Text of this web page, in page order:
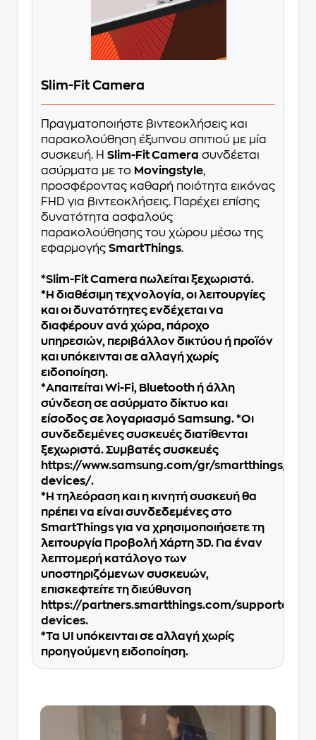
Slim-Fit Camera
Πραγματοποιήστε βιντεοκλήσεις και
παρακολούθηση έξυπνου σπιτιού με μία
συσκευή. Η Slim-Fit Camera συνδέεται
ασύρματα με το Movingstyle,
προσφέροντας καθαρή ποιότητα εικόνας
FHD για βιντεοκλήσεις. Παρέχει επίσης
δυνατότητα ασφαλούς
παρακολούθησης του χώρου μέσω της
εφαρμογής SmartThings.
*Slim-Fit Camera πωλείται ξεχωριστά.
*Η διαθέσιμη τεχνολογία, οι λειτουργίες
και οι δυνατότητες ενδέχεται να
διαφέρουν ανά χώρα, πάροχο
υπηρεσιών, περιβάλλον δικτύου ή προϊόν
και υπόκεινται σε αλλαγή χωρίς
ειδοποίηση.
*Απαιτείται Wi-Fi, Bluetooth ή άλλη
σύνδεση σε ασύρματο δίκτυο και
είσοδος σε λογαριασμό Samsung. *Οι
συνδεδεμένες συσκευές διατίθενται
ξεχωριστά. Συμβατές συσκευές
https://www.samsung.com/gr/smartthings/
devices/.
*Η τηλεόραση και η κινητή συσκευή θα
πρέπει να είναι συνδεδεμένες στο
SmartThings για να χρησιμοποιήσετε τη
λειτουργία Προβολή Χάρτη 3D. Για έναν
λεπτομερή κατάλογο των
υποστηριζόμενων συσκευών,
επισκεφτείτε τη διεύθυνση
https://partners.smartthings.com/supported-
devices.
*Τα UI υπόκεινται σε αλλαγή χωρίς
προηγούμενη ειδοποίηση.